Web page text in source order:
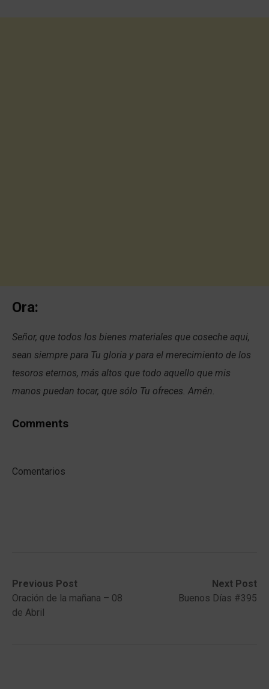
Ora:
Señor, que todos los bienes materiales que coseche aqui,
sean siempre para Tu gloria y para el merecimiento de los
tesoros eternos, más altos que todo aquello que mis
manos puedan tocar, que sólo Tu ofreces. Amén.
Comments
Comentarios
Post
navigation
Previous Post
Previous
post:Oración de la mañana – 08
de Abril
Next Post
Next
post:
Buenos Días #395